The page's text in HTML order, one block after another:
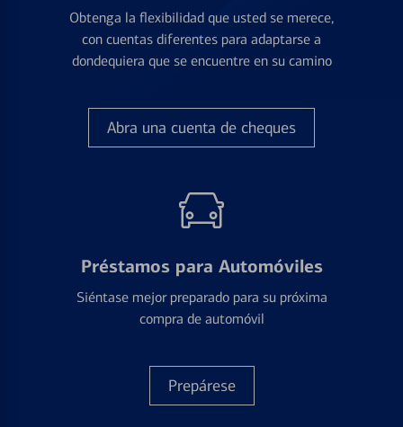
Obtenga la flexibilidad que usted se merece,
con cuentas diferentes para adaptarse a
dondequiera que se encuentre en su camino
Abra una cuenta de cheques
Préstamos para Automóviles
Siéntase mejor preparado para su próxima
compra de automóvil
Prepárese